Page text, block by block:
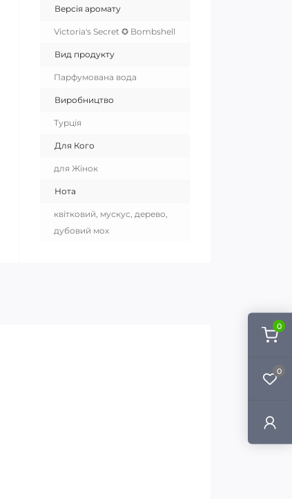
0
0
Версія аромату
Victoria's Secret ✪ Bombshell
Вид продукту
Парфумована вода
Виробництво
Турція
Для Кого
для Жінок
Нота
квітковий, мускус, дерево,
дубовий мох